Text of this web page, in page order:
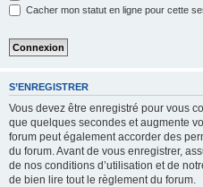
Cacher mon statut en ligne pour cette
S’ENREGISTRER
Vous devez être enregistré pour vous
que quelques secondes et augmente
forum peut également accorder des
du forum. Avant de vous enregistrer,
de nos conditions d’utilisation et de
de bien lire tout le règlement du forum.